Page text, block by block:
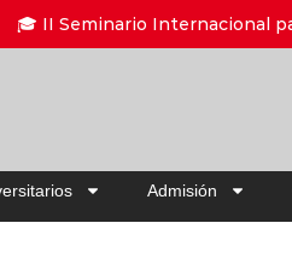
Admisión